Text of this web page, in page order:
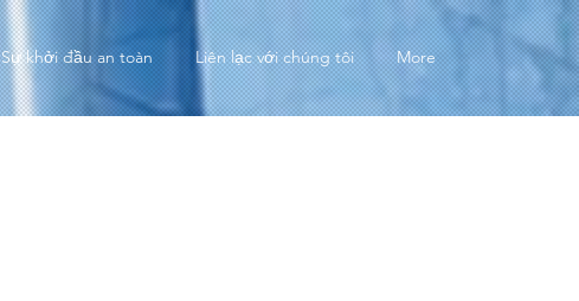
Sự khởi đầu an toàn Liên lạc với chúng tôi More